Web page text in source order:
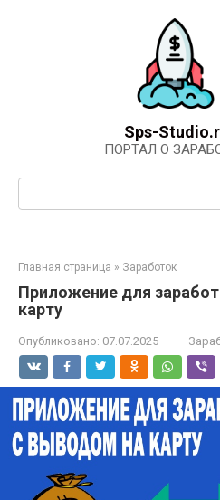
Sps-
ПОРТАЛ О
Поиск:
Главная страница » Заработок
Приложение для
карту
Опубликовано: 07.07.2025